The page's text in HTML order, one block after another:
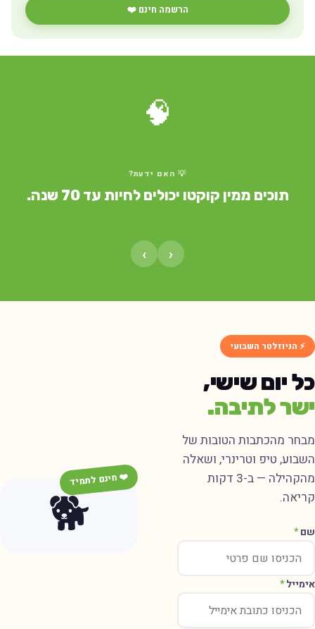
הרשמה חינם ❤️
🧠
💡 האם ידעת?
תוכים ממין קוקטו יכולים לחיות עד 70 שנה.
⚡ הניוזלטר השבועי
יום שישי,
לתיבה.
מהכתבות הטובות של
טיפ וטרינרי, ושאלה
מהקהילה — ב-3 דקות
*
*
🐕
❤️ חינם לתמיד